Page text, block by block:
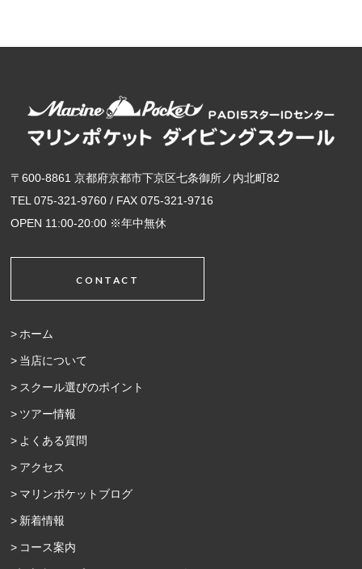
〒600-8861 京都府京都市下京区七条御所ノ内北町82
TEL 075-321-9760 / FAX 075-321-9716
OPEN 11:00-20:00 ※年中無休
CONTACT
ホーム
当店について
スクール選びのポイント
ツアー情報
よくある質問
アクセス
マリンポケットブログ
新着情報
コース案内